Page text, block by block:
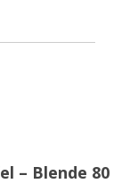
– Blende 80